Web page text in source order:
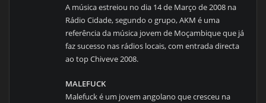
A música estreiou no dia 14 de Março de 2008 na
Rádio Cidade, segundo o grupo, AKM é uma
referência da música jovem de Moçambique que já
faz sucesso nas rádios locais, com entrada directa
ao top Chiveve 2008.
MALEFUCK
Malefuck é um jovem angolano que cresceu na